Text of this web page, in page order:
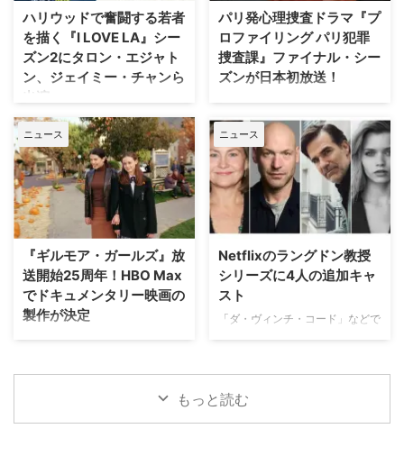
ル』第2作の真の姿 カーターが脚
本・監督を務めた本作の本来のビ
ジョンが解禁されるにあたり、
Entertainment Weekly（EW）誌
はホラー映画さながらの予告編映
タイトルは『The X-Files: I Want
to B …
は、映画『IT／イット “それ”が見
えたら、終わり。』の前日譚ドラ
マ『IT／イット ウェルカム・ト
ゥ・デリー “それ”が見えたら、終
わり。』で知られるジェイソン・
ン。そしてスタジオは20th …
ハリウッドで奮闘する若者
を描く『I LOVE LA』シー
ズン2にタロン・エジャト
ン、ジェイミー・チャンら
出演
HBOの話題作『I LOVE LA』シー
ズン2に、『キングスマン』のタ
ロン・エジャトンや『The
Gifted ザ・ギフテッド』のジェ
イミー・チャンら注目キャストが
ゲスト出演することがわかった。
米Deadlineが報じている。 過酷
なハリウッドで夢を追う若者たち
の物語『I LOVE LA』 レイチェ
ル・セノット（『ボトムス ～最
底で最強？な私たち～』）が製
作・製作総指揮・主演を兼任する
『I Love LA』は、ロサンゼルス
溢れる友人グループを描く話題
パリ発心理捜査ドラマ『プ
ロファイリング パリ犯罪
捜査課』ファイナル・シー
ズンが日本初放送！
フランス発の大人気心理捜査ドラ
マ『プロファイリング パリ犯罪
捜査課』のファイナル・シーズン
（シーズン10・全8話）が、アク
ションチャンネルにて8月29日
（土）18時より独占日本初放送さ
れることが決定。これに合わせ、
ファンに愛された人気キャラクタ
「プロファイリング」セレクショ
ンも8月8日（土）より4週連続で
放送される。 新ヒロイン・エリ
ザの登場と波乱の最終章 『プロ
ファイラーとパリ司法警察の捜査
ニュース
『ギルモア・ガールズ』放
送開始25周年！HBO Max
でドキュメンタリー映画の
製作が決定
ワーナー・ブラザース・テレビジ
ードラマの金字塔『ギルモア・ガ
ールズ』を振り返る初の公式ドキ
ュメンタリー映画を制作中である
ことが明らかになった。2000年
ニュース
Netflixのラングドン教授
シリーズに4人の追加キャ
スト
「ダ・ヴィンチ・コード」などで
ン教授シリーズ最新作「シークレ
ット・オブ・シークレッツ」のド
ラマ化をNetflixが進めていること
は、当サイトで以前お伝えした通
もっと読む